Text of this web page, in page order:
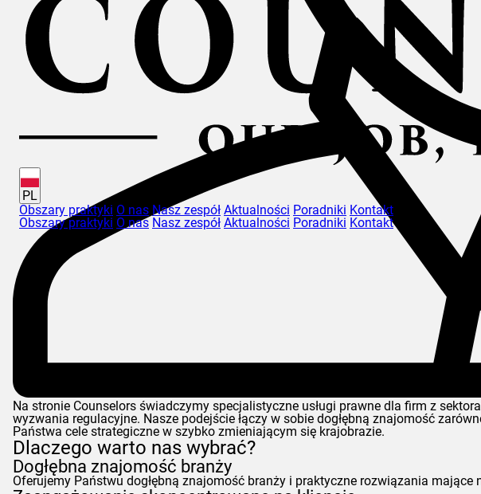
PL
Obszary praktyki O nas Nasz zespół Aktualności Poradniki Kontakt
Obszary praktyki O nas Nasz zespół Aktualności Poradniki Kontakt
Na stronie Counselors świadczymy specjalistyczne usługi prawne dla firm z
wyzwania regulacyjne. Nasze podejście łączy w sobie dogłębną znajomość
Państwa cele strategiczne w szybko zmieniającym się krajobrazie.
Dlaczego warto nas wybrać?
Dogłębna znajomość branży
Oferujemy Państwu dogłębną znajomość branży i praktyczne rozwiązania